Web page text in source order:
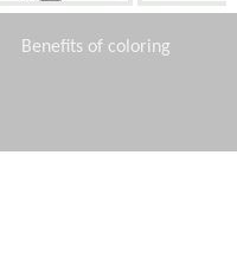
アグネス キ
Benefits of coloring